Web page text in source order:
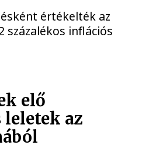
értékelték az
százalékos inflációs
elő
az